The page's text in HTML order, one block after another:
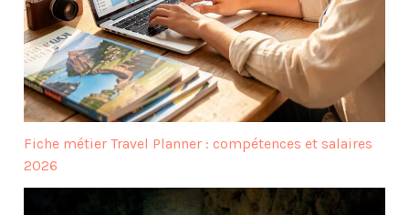
Fiche métier Travel Planner : compétences et salaires
2026